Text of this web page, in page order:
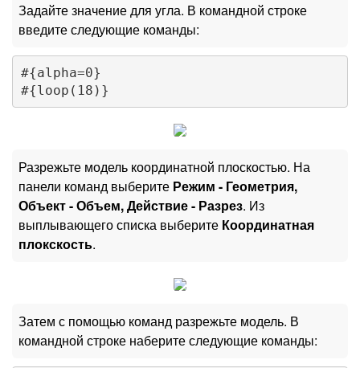
Задайте значение для угла. В командной строке
введите следующие команды:
#{alpha=0}
Разрежьте модель координатной плоскостью. На
панели команд выберите Режим - Геометрия,
Объект - Объем, Действие - Разрез. Из
выплывающего списка выберите Координатная
плокскость.
Затем с помощью команд разрежьте модель. В
командной строке наберите следующие команды: